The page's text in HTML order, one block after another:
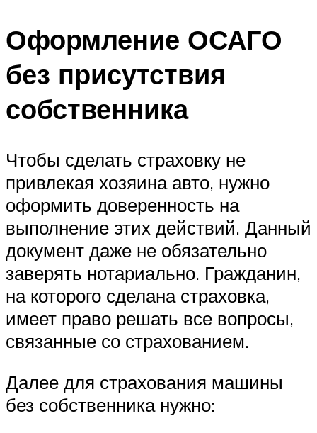
Оформление ОСАГО
без присутствия
собственника
Чтобы сделать страховку не
привлекая хозяина авто, нужно
оформить доверенность на
выполнение этих действий. Данный
документ даже не обязательно
заверять нотариально. Гражданин,
на которого сделана страховка,
имеет право решать все вопросы,
связанные со страхованием.
Далее для страхования машины
без собственника нужно: